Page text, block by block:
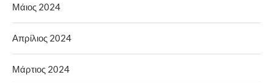
Μάιος 2024
Απρίλιος 2024
Μάρτιος 2024